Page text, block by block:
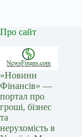
Про сайт
«Новини
Фінансів» —
портал про
гроші, бізнес
та
нерухомість в